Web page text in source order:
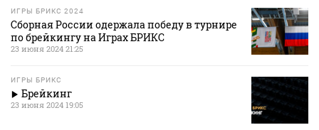
ИГРЫ БРИКС 2024
Сборная России одержала победу в турнире
по брейкингу на Играх БРИКС
23 июня 2024 21:25
ИГРЫ БРИКС
Брейкинг
23 июня 2024 19:05